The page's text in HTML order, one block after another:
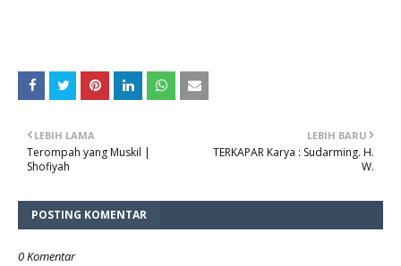
LEBIH BARU
TERKAPAR Karya : Sudarming. H.
W.
LEBIH LAMA
Terompah yang Muskil |
Shofiyah
POSTING KOMENTAR
0 Komentar